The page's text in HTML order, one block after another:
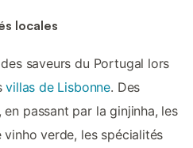
locales
saveurs du Portugal lors
villas de Lisbonne. Des
passant par la ginjinha, les
verde, les spécialités